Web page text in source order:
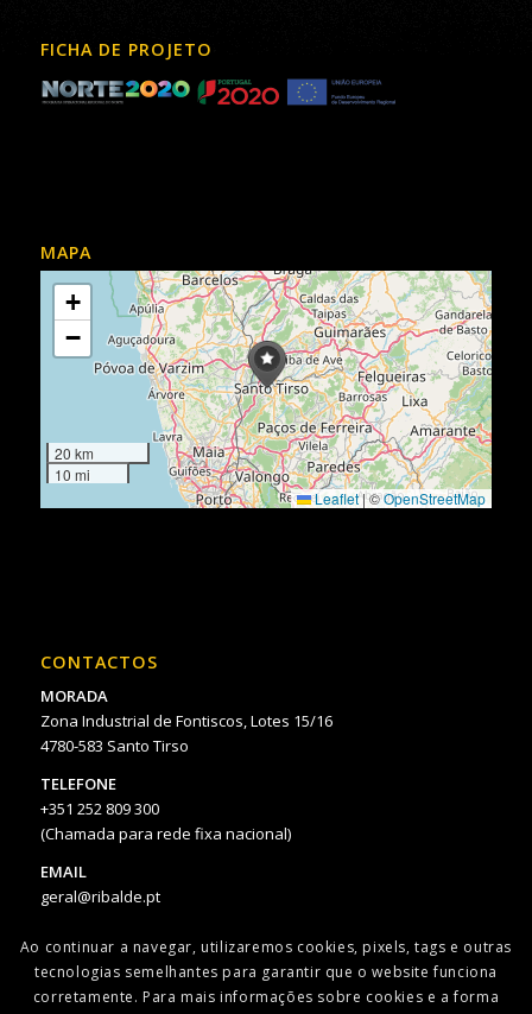
FICHA DE PROJETO
MAPA
+
−
20 km
10 mi
Leaflet|©OpenStreetMap
CONTACTOS
MORADA
Zona Industrial de Fontiscos, Lotes 15/16
4780-583 Santo Tirso
TELEFONE
+351 252 809 300
(Chamada para rede fixa nacional)
EMAIL
geral@ribalde.pt
Ao continuar a navegar, utilizaremos cookies, pixels, tags e outras
tecnologias semelhantes para garantir que o website funciona
corretamente. Para mais informações sobre cookies e a forma